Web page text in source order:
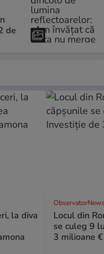
de
la diva
Locul din
se culeg 9
3 milioane €